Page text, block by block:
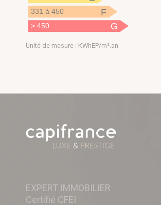
F
331 à 450
G
> 450
Unité de mesure : KWhEP/m².an
EXPERT IMMOBILIER
Certifié CFEI